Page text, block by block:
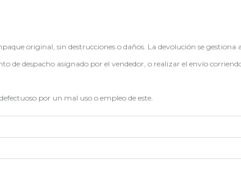
original, sin destrucciones o daños. La devolución se
de despacho asignado por el vendedor, o realizar el envío
por un mal uso o empleo de este.